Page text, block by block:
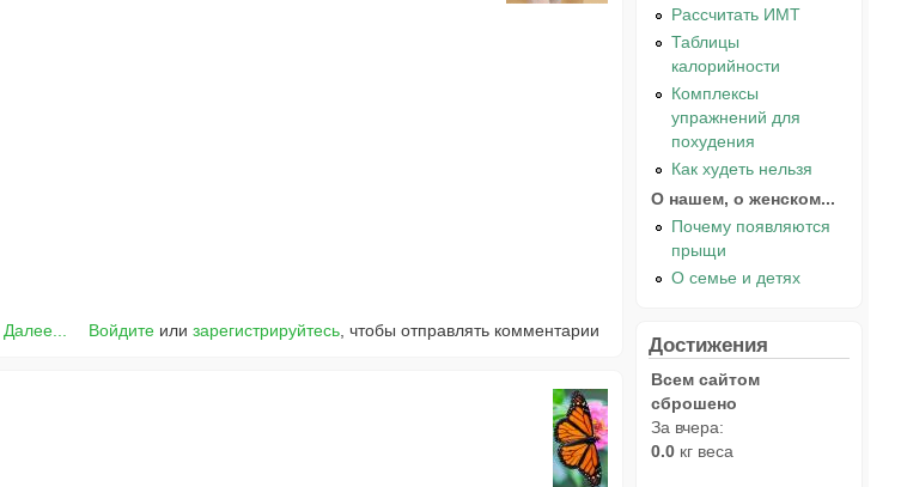
Далее... Войдите илизарегистрируйтесь , чтобы отправлять комментарии
Рассчитать ИМТ
Таблицы
калорийности
Комплексы
упражнений для
похудения
Как худеть нельзя
О нашем, о женском...
Почему появляются
прыщи
О семье и детях
Достижения
Всем сайтом
сброшено
За вчера:
0.0 кг веса